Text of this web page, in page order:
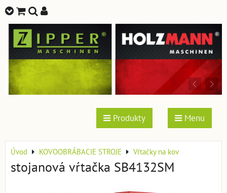
Produkty Menu
Úvod KOVOOBRÁBACIE STROJE Vŕtačky na kov
stojanová vŕtačka SB4132SM